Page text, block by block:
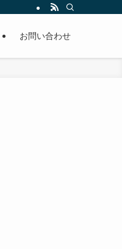
めています。
お問い合わせ